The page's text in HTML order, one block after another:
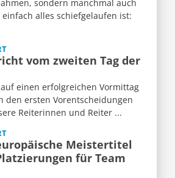
sondern manchmal auch
einfach alles schiefgelaufen ist:
vom zweiten Tag der
auf einen erfolgreichen Vormittag
den ersten Vorentscheidungen
Reiterinnen und Reiter ...
Meistertitel
für Team